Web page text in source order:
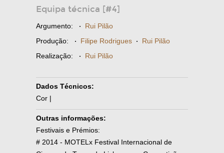
Equipa técnica [#4]
Argumento: · Rui Pilão
Produção: · Filipe Rodrigues · Rui Pilão
Realização: · Rui Pilão
Dados Técnicos:
Cor |
Outras informações:
Festivais e Prémios:
# 2014 - MOTELx Festival Internacional de